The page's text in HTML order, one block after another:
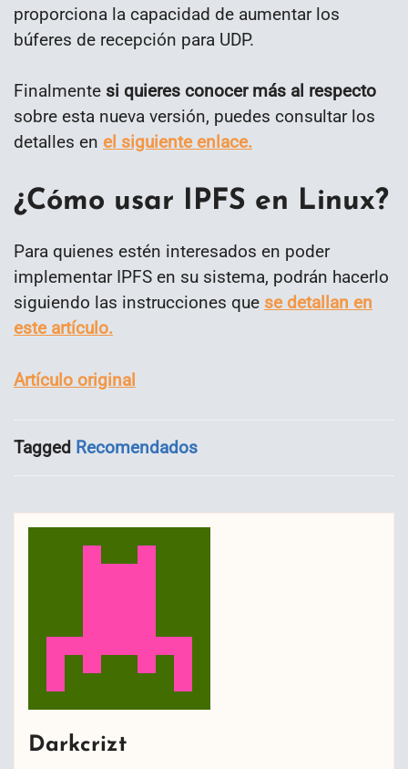
proporciona la capacidad de aumentar los
búferes de recepción para UDP.
Finalmente si quieres conocer más al respecto
sobre esta nueva versión, puedes consultar los
detalles en el siguiente enlace.
¿Cómo usar IPFS en Linux?
Para quienes estén interesados en poder
implementar IPFS en su sistema, podrán hacerlo
siguiendo las instrucciones que se detallan en
este artículo.
Artículo original
Tagged Recomendados
Darkcrizt